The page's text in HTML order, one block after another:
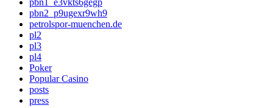
pbn2_p9ugexr9wh9
petrolspor-muenchen.de
pl2
pl3
pl4
Poker
Popular Casino
posts
press